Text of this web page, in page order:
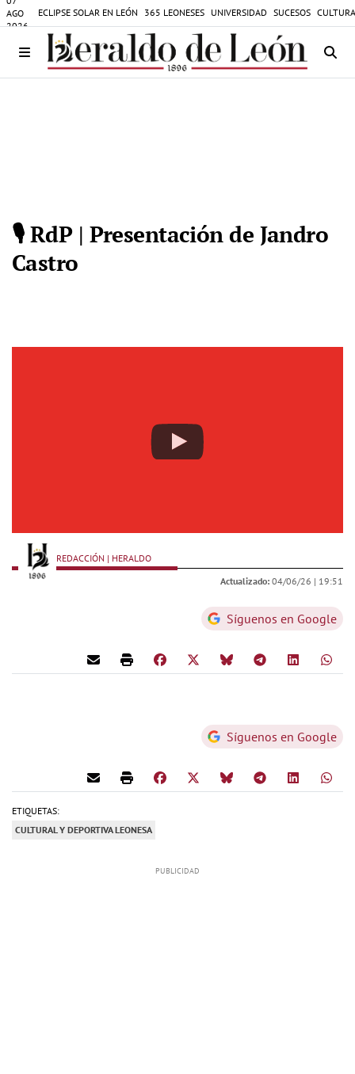
AGO
2026
ECLIPSE SOLAR EN LEÓN 365 LEONESES UNIVERSIDAD SUCESOS
🎙️ RdP | Presentación de Jandro
Castro
REDACCIÓN | HERALDO
Actualizado: 04/06/26 | 19:51
Síguenos en Google
Síguenos en Google
ETIQUETAS:
CULTURAL Y DEPORTIVA LEONESA